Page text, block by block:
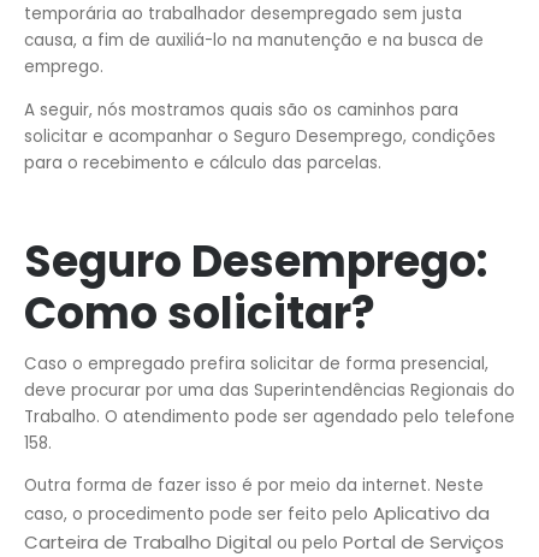
temporária ao trabalhador desempregado sem justa
causa, a fim de auxiliá-lo na manutenção e na busca de
emprego.
A seguir, nós mostramos quais são os caminhos para
solicitar e acompanhar o Seguro Desemprego, condições
para o recebimento e cálculo das parcelas.
Seguro Desemprego:
Como solicitar?
Caso o empregado prefira solicitar de forma presencial,
deve procurar por uma das Superintendências Regionais do
Trabalho. O atendimento pode ser agendado pelo telefone
158.
Outra forma de fazer isso é por meio da internet. Neste
caso, o procedimento pode ser feito pelo Aplicativo da
Carteira de Trabalho Digital ou pelo Portal de Serviços